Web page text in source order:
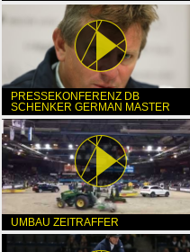
PRESSEKONFERENZ DB
SCHENKER GERMAN MASTER
UMBAU ZEITRAFFER